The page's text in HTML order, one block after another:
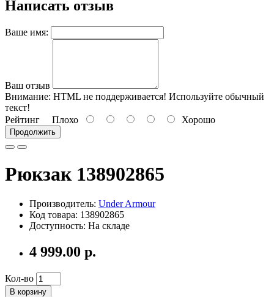
Написать отзыв
Ваше имя:
Ваш отзыв
Внимание: HTML не поддерживается! Используйте обычный
текст!
Рейтинг Плохо Хорошо
Продолжить
Рюкзак 138902865
Производитель: Under Armour
Код товара: 138902865
Доступность: На складе
4 999.00 р.
Кол-во
В корзину